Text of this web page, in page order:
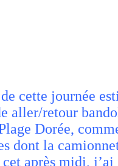
cette journée
aller/retour
Dorée,
dont la
après midi,